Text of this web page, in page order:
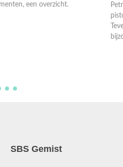
een overzicht.
SBS Gemist